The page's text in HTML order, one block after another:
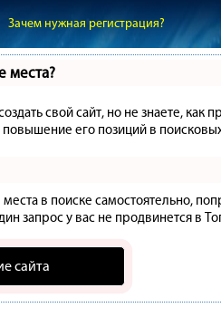
Зачем нужная регистрация?
места?
свой сайт, но не знаете,
его позиций в
в поиске самостоятельно,
запрос у вас не продвинется в
сайта